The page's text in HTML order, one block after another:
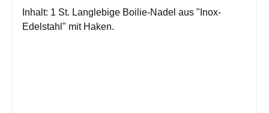
Inhalt: 1 St. Langlebige Boilie-Nadel aus "Inox-
Edelstahl" mit Haken.